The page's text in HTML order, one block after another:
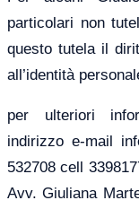
particolari non
questo tutela il
all’identità
per ulteriori
indirizzo e-mail
532708 cell
Avv. Giuliana